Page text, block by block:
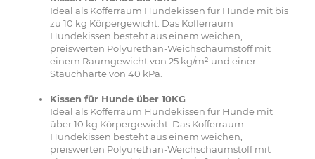
Ideal als Kofferraum Hundekissen für Hunde mit bis
zu 10 kg Körpergewicht. Das Kofferraum
Hundekissen besteht aus einem weichen,
preiswerten Polyurethan-Weichschaumstoff mit
einem Raumgewicht von 25 kg/m² und einer
Stauchhärte von 40 kPa.
Kissen für Hunde über 10KG
Ideal als Kofferraum Hundekissen für Hunde mit
über 10 kg Körpergewicht. Das Kofferraum
Hundekissen besteht aus einem weichen,
preiswerten Polyurethan-Weichschaumstoff mit